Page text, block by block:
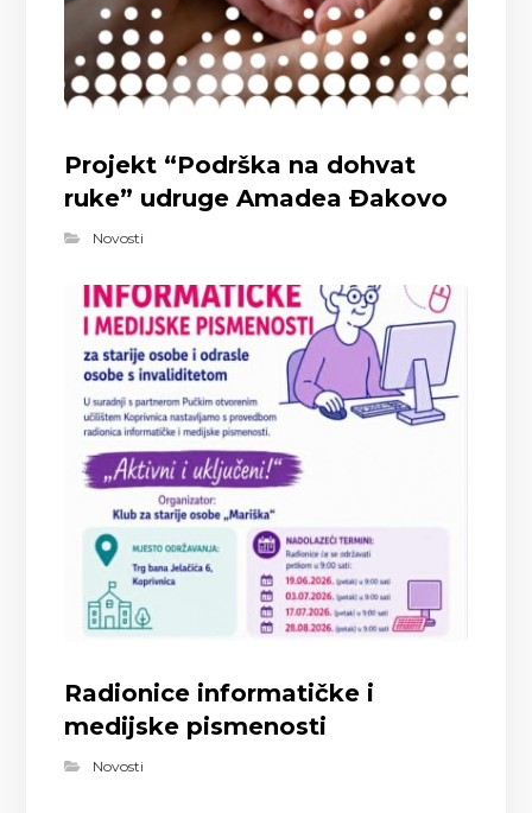
Projekt “Podrška na dohvat
ruke” udruge Amadea Đakovo
Novosti
Radionice informatičke i
medijske pismenosti
Novosti